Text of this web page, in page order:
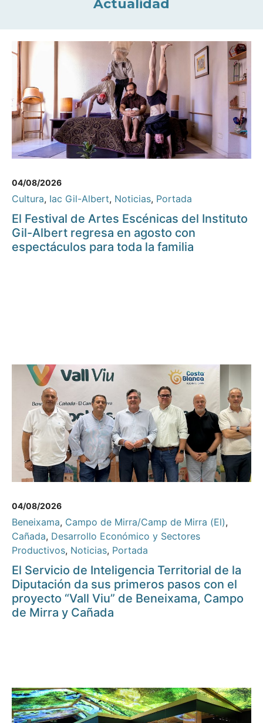
Actualidad
04/08/2026
Cultura, Iac Gil-Albert, Noticias, Portada
El Festival de Artes Escénicas del Instituto
Gil-Albert regresa en agosto con
espectáculos para toda la familia
04/08/2026
Beneixama, Campo de Mirra/Camp de Mirra (El),
Cañada, Desarrollo Económico y Sectores
Productivos, Noticias, Portada
El Servicio de Inteligencia Territorial de la
Diputación da sus primeros pasos con el
proyecto “Vall Viu” de Beneixama, Campo
de Mirra y Cañada